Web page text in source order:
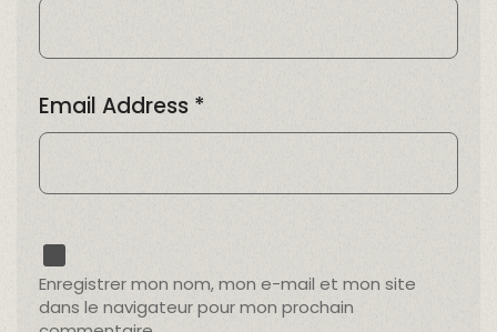
Email Address *
Enregistrer mon nom, mon e-mail et mon site
dans le navigateur pour mon prochain